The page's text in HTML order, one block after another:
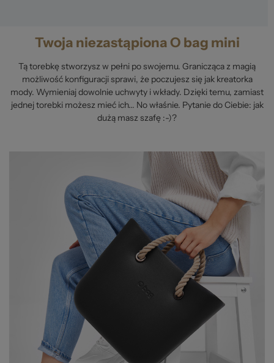
Twoja niezastąpiona O bag mini
Tą torebkę stworzysz w pełni po swojemu. Granicząca z magią
możliwość konfiguracji sprawi, że poczujesz się jak kreatorka
mody. Wymieniaj dowolnie uchwyty i wkłady. Dzięki temu, zamiast
jednej torebki możesz mieć ich... No właśnie. Pytanie do Ciebie: jak
dużą masz szafę :-)?